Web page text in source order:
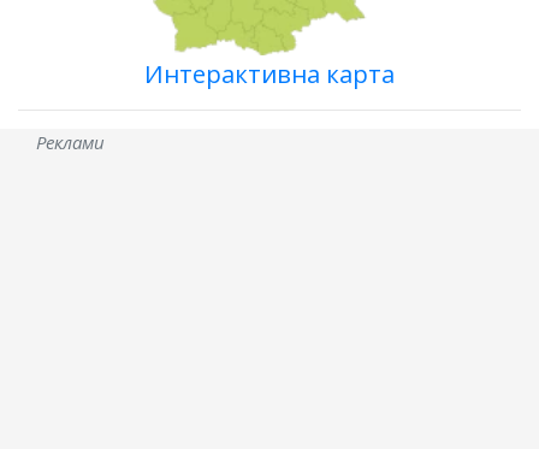
Интерактивна карта
Реклами